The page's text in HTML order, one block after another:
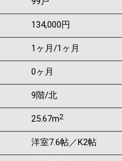
134,000円
1ヶ月 /1ヶ月
0ヶ月
9階/北
25.67m2
洋室7.6帖／K2帖